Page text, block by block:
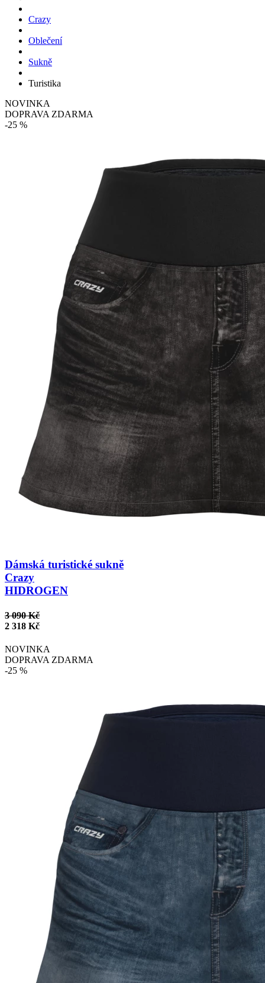
Crazy
Oblečení
Sukně
Turistika
NOVINKA
DOPRAVA ZDARMA
-25 %
Dámská turistické sukně
Crazy
HIDROGEN
3 090 Kč
2 318 Kč
NOVINKA
DOPRAVA ZDARMA
-25 %